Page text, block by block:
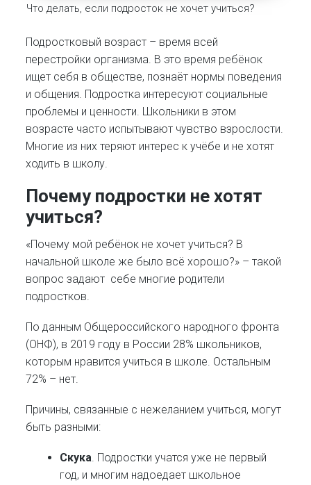
Что делать, если подросток не хочет учиться?
Подростковый возраст – время всей
перестройки организма. В это время ребёнок
ищет себя в обществе, познаёт нормы поведения
и общения. Подростка интересуют социальные
проблемы и ценности. Школьники в этом
возрасте часто испытывают чувство взрослости.
Многие из них теряют интерес к учёбе и не хотят
ходить в школу.
Почему подростки не хотят
учиться?
«Почему мой ребёнок не хочет учиться? В
начальной школе же было всё хорошо?» – такой
вопрос задают себе многие родители
подростков.
По данным Общероссийского народного фронта
(ОНФ), в 2019 году в России 28% школьников,
которым нравится учиться в школе. Остальным
72% – нет.
Причины, связанные с нежеланием учиться, могут
быть разными:
Скука. Подростки учатся уже не первый
год, и многим надоедает школьное